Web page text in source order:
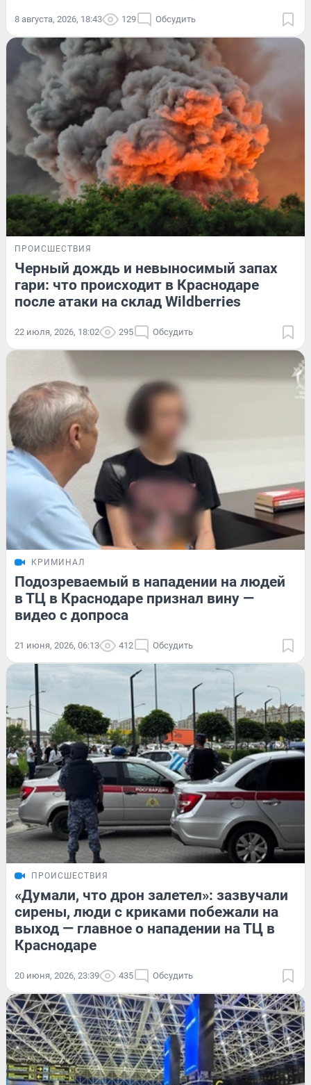
8 августа, 2026, 18:43 129 Обсудить
ПРОИСШЕСТВИЯ
Черный дождь и невыносимый запах
гари: что происходит в Краснодаре
после атаки на склад Wildberries
22 июля, 2026, 18:02 295 Обсудить
КРИМИНАЛ
Подозреваемый в нападении на людей
в ТЦ в Краснодаре признал вину —
видео с допроса
21 июня, 2026, 06:13 412 Обсудить
ПРОИСШЕСТВИЯ
«Думали, что дрон залетел»: зазвучали
сирены, люди с криками побежали на
выход — главное о нападении на ТЦ в
Краснодаре
20 июня, 2026, 23:39 435 Обсудить